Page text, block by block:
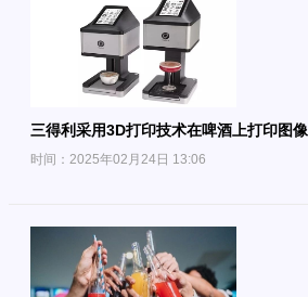
三得利采用3D打印技术在啤酒上打印图像
时间：2025年02月24日 13:06